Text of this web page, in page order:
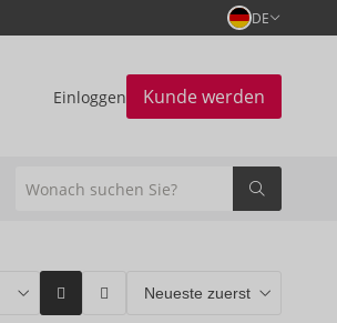
DE
Einloggen Kunde werden